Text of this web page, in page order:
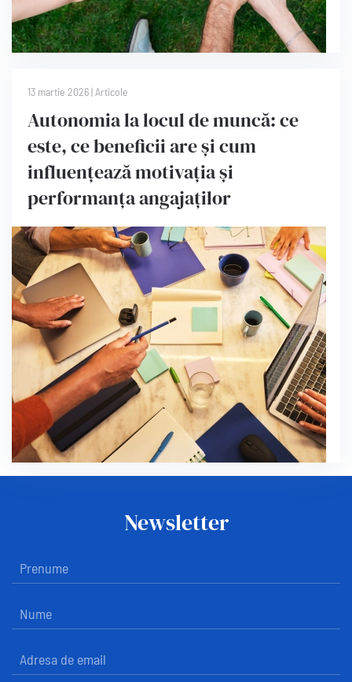
13 martie 2026|Articole
Autonomia la locul de muncă: ce
este, ce beneficii are și cum
influențează motivația și
performanța angajaților
Newsletter